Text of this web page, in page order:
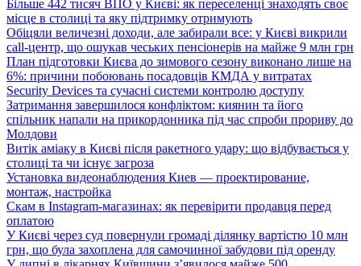
Більше 442 тисяч ВПО у Києві: як переселенці знаходять своє
місце в столиці та яку підтримку отримують
Обіцяли величезні доходи, але забирали все: у Києві викрили
call-центр, що ошукав чеських пенсіонерів на майже 9 млн грн
План підготовки Києва до зимового сезону виконано лише на
6%: причини побоювань посадовців КМДА у витратах
Security Devices та сучасні системи контролю доступу
Затримання завершилося конфліктом: киянин та його
спільник напали на прикордонника під час спроби прориву до
Молдови
Витік аміаку в Києві після ракетного удару: що відбувається у
столиці та чи існує загроза
Установка видеонаблюдения Киев — проектирование,
монтаж, настройка
Скам в Instagram-магазинах: як перевірити продавця перед
оплатою
У Києві через суд повернули громаді ділянку вартістю 10 млн
грн, що була захоплена для самочинної забудови під оренду